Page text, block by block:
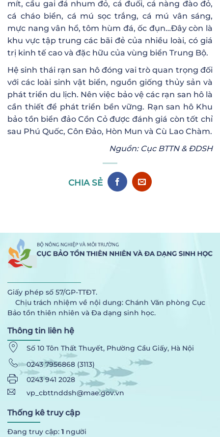
mít, cầu gai đá nhum đỏ, cá đuối, cá nàng đào đỏ,
cá cháo biển, cá mú sọc trắng, cá mú vân sáng,
mực nang vân hổ, tôm hùm đá, ốc đụn…Đây còn là
khu vực tập trung các bãi đẻ của nhiều loài, có giá
trị kinh tế cao và đặc hữu của vùng biển Trung Bộ.
Hệ sinh thái rạn san hô đóng vai trò quan trọng đối
với các loài sinh vật biển, nguồn giống thủy sản và
phát triển du lịch. Nên việc bảo vệ các rạn san hô là
cần thiết để phát triển bền vững. Rạn san hô Khu
bảo tồn biển đảo Cồn Cỏ được đánh giá còn tốt chỉ
sau Phú Quốc, Côn Đảo, Hòn Mun và Cù Lao Chàm.
Nguồn: Cục BTTN & ĐDSH
CHIA SẺ
Giấy phép số 57/GP-TTĐT.
Chịu trách nhiệm về nội dung: Chánh Văn phòng Cục
Bảo tồn thiên nhiên và Đa dạng sinh học.
Thông tin liên hệ
Số 10 Tôn Thất Thuyết, Phường Cầu Giấy, Hà Nội
0243 7956868 (3113)
0243 941 2028
vp_cbttnddsh@mae.gov.vn
Thống kê truy cập
Đang truy cập: 1 người